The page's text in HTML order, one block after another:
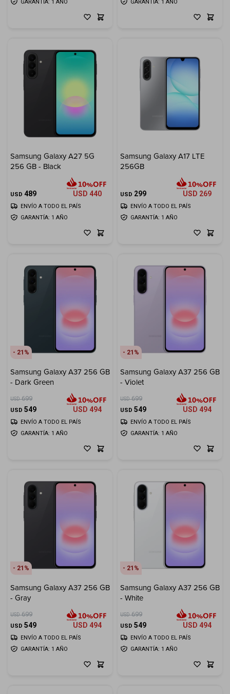
GARANTÍA: 1 AÑO GARANTÍA: 1 AÑO
Samsung Galaxy A27 5G
256 GB - Black
USD 489 USD 440
GARANTÍA: 1 AÑO
ENVÍO A TODO EL PAÍS
Samsung Galaxy A17 LTE
256GB
USD 299 USD 269
GARANTÍA: 1 AÑO
ENVÍO A TODO EL PAÍS
21
Samsung Galaxy A37 256 GB
- Dark Green
USD 699
USD 549 USD 494
GARANTÍA: 1 AÑO
ENVÍO A TODO EL PAÍS
21
Samsung Galaxy A37 256 GB
- Violet
USD 699
USD 549 USD 494
GARANTÍA: 1 AÑO
ENVÍO A TODO EL PAÍS
21
Samsung Galaxy A37 256 GB
- Gray
USD 699
USD 549 USD 494
GARANTÍA: 1 AÑO
ENVÍO A TODO EL PAÍS
21
Samsung Galaxy A37 256 GB
- White
USD 699
USD 549 USD 494
GARANTÍA: 1 AÑO
ENVÍO A TODO EL PAÍS